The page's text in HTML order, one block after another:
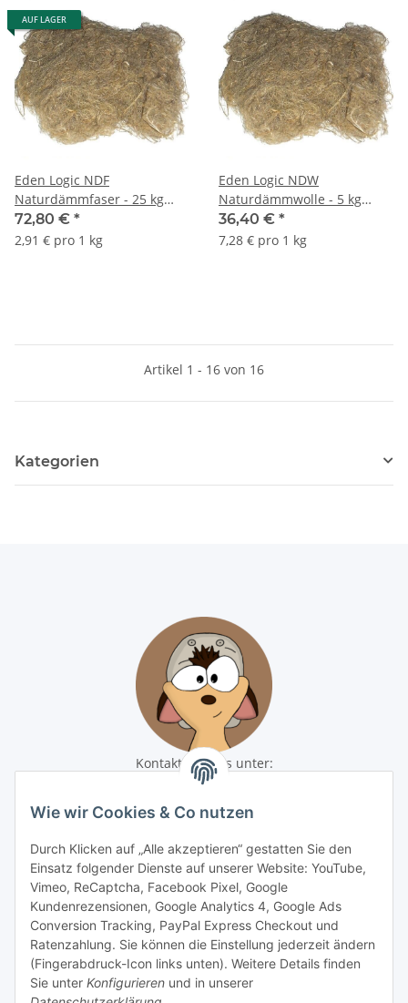
Wie wir Cookies & Co nutzen
Durch Klicken auf „Alle akzeptieren“ gestatten Sie den
Einsatz folgender Dienste auf unserer Website: YouTube,
Vimeo, ReCaptcha, Facebook Pixel, Google
Kundenrezensionen, Google Analytics 4, Google Ads
Conversion Tracking, PayPal Express Checkout und
Ratenzahlung. Sie können die Einstellung jederzeit ändern
(Fingerabdruck-Icon links unten). Weitere Details finden
Sie unter Konfigurieren und in unserer
AUF LAGER
Eden Logic NDF
Naturdämmfaser - 25 kg
Karton
72,80 € *
2,91 € pro 1 kg
Eden Logic NDW
Naturdämmwolle - 5 kg
Karton
36,40 € *
7,28 € pro 1 kg
Artikel 1 - 16 von 16
Kategorien
Kontaktiere uns unter:
shop@baunativ.de
Gesetzliche Informationen
Zahlungsmöglichkeiten